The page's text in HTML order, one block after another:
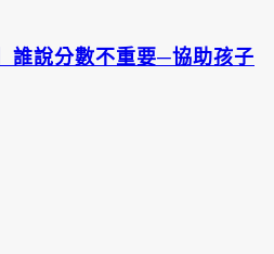
誰說分數不重要─協助孩子